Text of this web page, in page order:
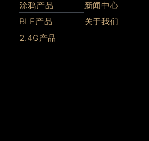
涂鸦产品
BLE产品
2.4G产品
新闻中心
关于我们